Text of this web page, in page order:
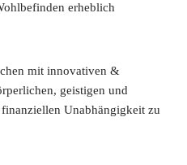
erheblich
mit innovativen &
geistigen und
Unabhängigkeit zu